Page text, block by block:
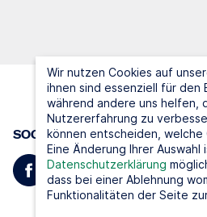
SOCIAL MEDIA
Wir nutzen Cookies auf
ihnen sind essenziell für den
während andere uns helfen,
Nutzererfahrung zu
können entscheiden, welche
Eine Änderung Ihrer
Datenschutzerklärung
dass bei einer Ablehnung
Funktionalitäten der Seite